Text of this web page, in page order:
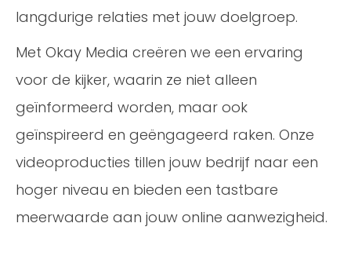
langdurige relaties met jouw doelgroep.
Met Okay Media creëren we een ervaring
voor de kijker, waarin ze niet alleen
geïnformeerd worden, maar ook
geïnspireerd en geëngageerd raken. Onze
videoproducties tillen jouw bedrijf naar een
hoger niveau en bieden een tastbare
meerwaarde aan jouw online aanwezigheid.